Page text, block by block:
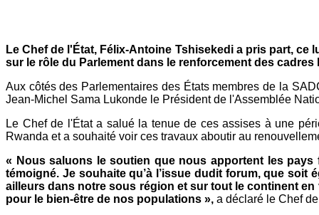
Le Chef de l'État, Félix-Antoine Tshisekedi a pris part, ce
sur le rôle du Parlement dans le renforcement des
Aux côtés des Parlementaires des États membres de la
Jean-Michel Sama Lukonde le Président de l'Assemblée
Le Chef de l'État a salué la tenue de ces assises à une
Rwanda et a souhaité voir ces travaux aboutir au
« Nous saluons le soutien que nous apportent les pays
témoigné. Je souhaite qu’à l’issue dudit forum, que
ailleurs dans notre sous région et sur tout le continent
pour le bien-être de nos populations », a déclaré le Chef